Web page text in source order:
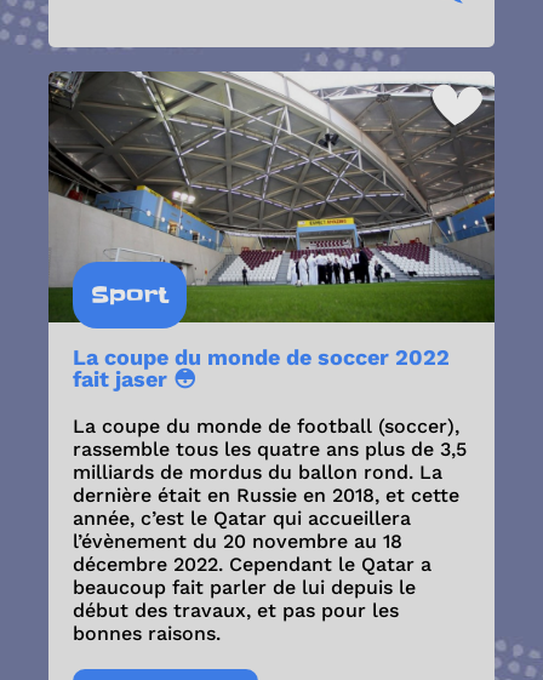
Sport
La coupe du monde de soccer 2022
fait jaser 😳
La coupe du monde de football (soccer),
rassemble tous les quatre ans plus de 3,5
milliards de mordus du ballon rond. La
dernière était en Russie en 2018, et cette
année, c’est le Qatar qui accueillera
l’évènement du 20 novembre au 18
décembre 2022. Cependant le Qatar a
beaucoup fait parler de lui depuis le
début des travaux, et pas pour les
bonnes raisons.